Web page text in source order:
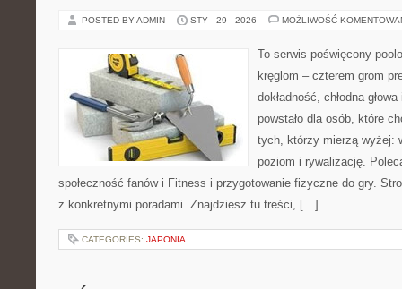
POSTED BY ADMIN STY - 29 - 2026 MOŻLIWOŚĆ
To serwis poświęcony
kręglom – czterem grom
dokładność, chłodna
powstało dla osób, które
tych, którzy mierzą wyżej:
poziom i rywalizację.
społeczność fanów i Fitness i przygotowanie fizyczne do gry.
z konkretnymi poradami. Znajdziesz tu treści, […]
CATEGORIES: JAPONIA